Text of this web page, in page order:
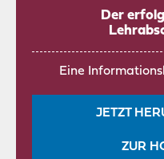
Der
Eine
JETZT
ZUR